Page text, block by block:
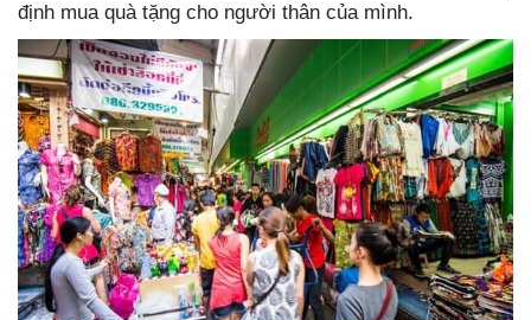
định mua quà tặng cho người thân của mình.